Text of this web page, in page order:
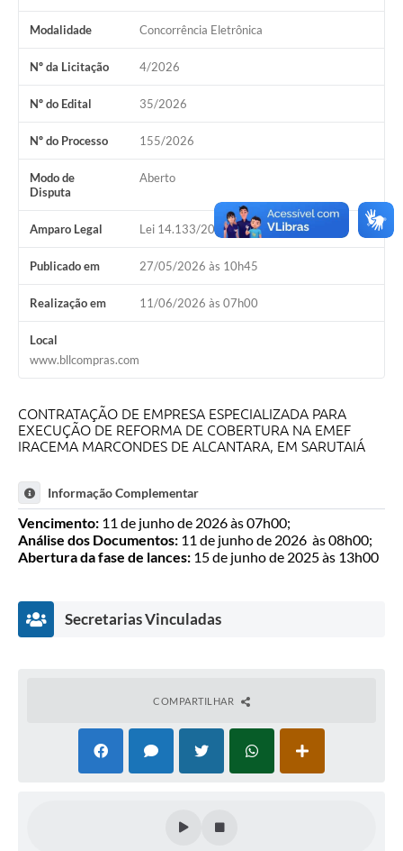
Modalidade Concorrência Eletrônica
Nº da Licitação 4/2026
Nº do Edital 35/2026
Nº do Processo 155/2026
Modo de
Disputa
Aberto
Amparo Legal Lei 14.133/2021, Art 28, II
Publicado em 27/05/2026 às 10h45
Realização em 11/06/2026 às 07h00
Local
www.bllcompras.com
CONTRATAÇÃO DE EMPRESA ESPECIALIZADA PARA
EXECUÇÃO DE REFORMA DE COBERTURA NA EMEF
IRACEMA MARCONDES DE ALCANTARA, EM SARUTAIÁ
Informação Complementar
Vencimento: 11 de junho de 2026 às 07h00;
Análise dos Documentos: 11 de junho de 2026 às 08h00;
Abertura da fase de lances: 15 de junho de 2025 às 13h00
Secretarias Vinculadas
COMPARTILHAR